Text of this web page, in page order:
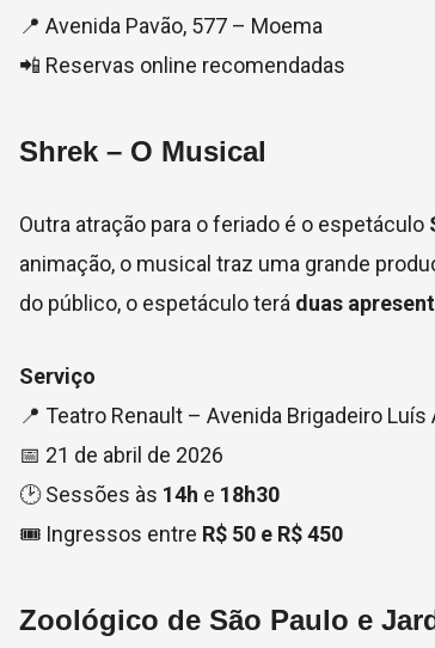
📍 Avenida Pavão, 577 – Moema
📲 Reservas online recomendadas
Shrek – O Musical
Outra atração para o feriado é o espetáculo
animação, o musical traz uma grande
do público, o espetáculo terá duas
Serviço
📍 Teatro Renault – Avenida Brigadeiro
📅 21 de abril de 2026
🕑 Sessões às 14h e 18h30
🎟 Ingressos entre R$ 50 e R$ 450
Zoológico de São Paulo e